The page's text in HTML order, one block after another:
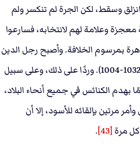
وسقط، لكن الجرة لم تنكسر ولم
وعلامة لهم لانتخابه، فسارعوا
بمرسوم الخلافة. وأصبح رجل الدين
البابا زكريا الشهير (Pope Zacharias) (1004-1032). وردًا على ذلك، وعلى سبيل
بهدم الكنائس في جميع أنحاء البلاد،
مرتين بإلقائه للأسود، إلا أن
مرة [43]
.